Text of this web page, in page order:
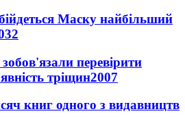
Маску найбільший
перевірити
тріщин2007
книг одного з видавництв